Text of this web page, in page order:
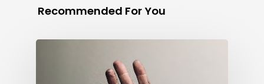
Recommended For You